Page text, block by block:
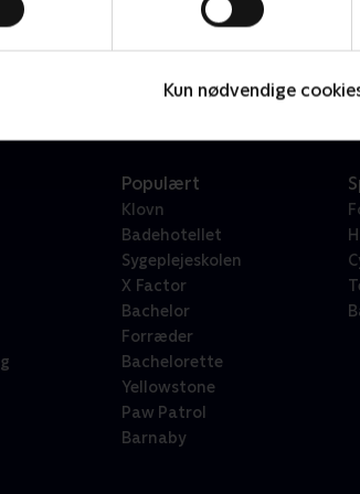
Kun nødvendige
Populært
Klovn
Badehotellet
Sygeplejeskolen
X Factor
Bachelor
Forræder
Bachelorette
Yellowstone
Paw Patrol
Barnaby